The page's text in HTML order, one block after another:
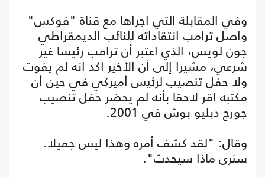
وفي المقابلة التي اجراها مع قناة "فوكس"
واصل ترامب انتقاداته للنائب الديمقراطي
جون لويس، الذي اعتبر أن ترامب رئيسا غير
شرعي، مشيرا إلى أن الأخير أكد انه لم يفوت
ولا حفل تنصيب لرئيس أميركي في حين أن
مكتبه اقر لاحقا بأنه لم يحضر حفل تنصيب
جورج دبليو بوش في 2001.
وقال: "لقد كشف أمره وهذا ليس جميلا.
سنرى ماذا سيحدث".